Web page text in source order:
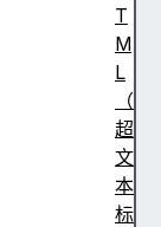
T
M
L
（
超
文
本
标